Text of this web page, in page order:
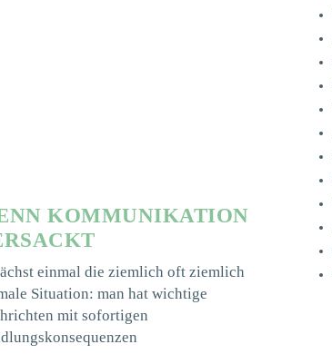
KOMMUNIKATION
einmal die ziemlich oft ziemlich
Situation: man hat wichtige
mit sofortigen